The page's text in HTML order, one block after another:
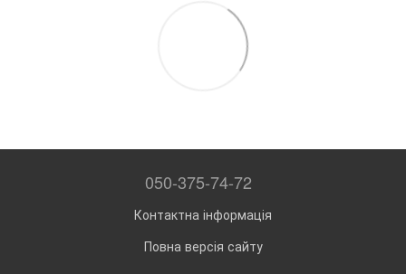
050-375-74-72
Контактна інформація
Повна версія сайту